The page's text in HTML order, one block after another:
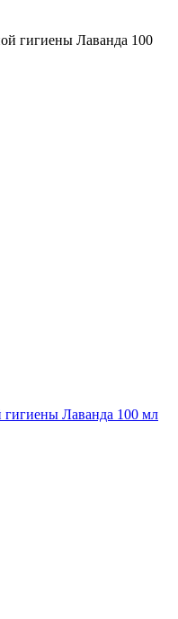
Лаванда 100 мл